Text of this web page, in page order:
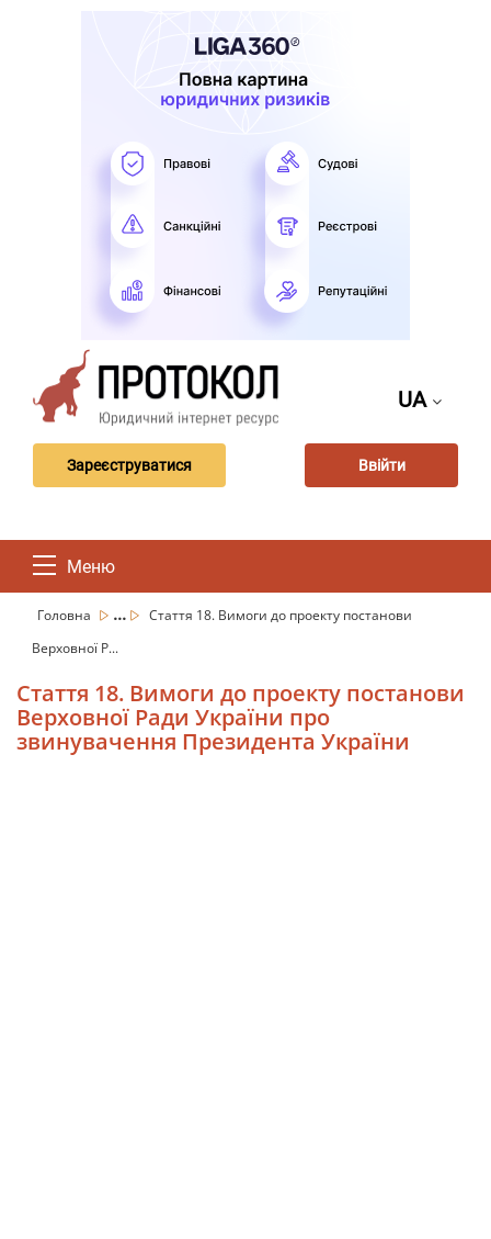
UA
Зареєструватися Ввійти
Меню
Головна ...
Стаття 18. Вимоги до проекту постанови
Верховної Р...
Стаття 18. Вимоги до проекту постанови
Верховної Ради України про
звинувачення Президента України